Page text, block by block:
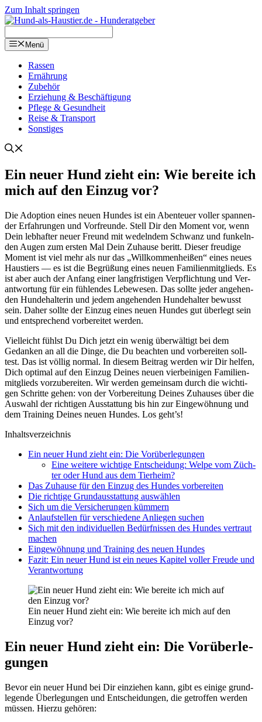
Zum Inhalt springen
Menü
Ras­sen
Ernäh­rung
Zube­hör
Erzie­hung & Beschäf­ti­gung
Pfle­ge & Gesund­heit
Rei­se & Trans­port
Sons­ti­ges
Ein neu­er Hund zieht ein: Wie berei­te ich
mich auf den Ein­zug vor?
Die Adop­ti­on eines neu­en Hun­des ist ein Aben­teu­er vol­ler span­nen­
der Erfah­run­gen und Vor­freun­de. Stell Dir den Moment vor, wenn
Dein leb­haf­ter neu­er Freund mit wedeln­dem Schwanz und fun­keln­
den Augen zum ers­ten Mal Dein Zuhau­se beritt. Die­ser freu­di­ge
Moment ist viel mehr als nur das „Will­kom­men­hei­ßen“ eines neu­es
Haus­tiers — es ist die Begrü­ßung eines neu­en Fami­li­en­mit­glieds. Es
ist aber auch der Anfang einer lang­fris­ti­gen Ver­pflich­tung und Ver­
ant­wor­tung für ein füh­len­des Lebe­we­sen. Das soll­te jeder ange­hen­
den Hun­de­hal­te­rin und jedem ange­hen­den Hun­de­hal­ter bewusst
sein. Daher soll­te der Ein­zug eines neu­en Hun­des gut über­legt sein
und ent­spre­chend vor­be­rei­tet wer­den.
Viel­leicht fühlst Du Dich jetzt ein wenig über­wäl­tigt bei dem
Gedan­ken an all die Din­ge, die Du beach­ten und vor­be­rei­ten soll­
test. Das ist völ­lig nor­mal. In die­sem Bei­trag wer­den wir Dir hel­fen,
Dich opti­mal auf den Ein­zug Dei­nes neu­en vier­bei­ni­gen Fami­li­en­
mit­glieds vor­zu­be­rei­ten. Wir wer­den gemein­sam durch die wich­ti­
gen Schrit­te gehen: von der Vor­be­rei­tung Dei­nes Zuhau­ses über die
Aus­wahl der rich­ti­gen Aus­stat­tung bis hin zur Ein­ge­wöh­nung und
dem Trai­ning Dei­nes neu­en Hun­des. Los geht’s!
Inhalts­ver­zeich­nis
Ein neu­er Hund zieht ein: Die Vor­über­le­gun­gen
Eine wei­te­re wich­ti­ge Ent­schei­dung: Wel­pe vom Züch­
ter oder Hund aus dem Tier­heim?
Das Zuhau­se für den Ein­zug des Hun­des vor­be­rei­ten
Die rich­ti­ge Grund­aus­stat­tung aus­wäh­len
Sich um die Ver­si­che­run­gen küm­mern
Anlauf­stel­len für ver­schie­de­ne Anlie­gen suchen
Sich mit den indi­vi­du­el­len Bedürf­nis­sen des Hun­des ver­traut
machen
Ein­ge­wöh­nung und Trai­ning des neu­en Hun­des
Fazit: Ein neu­er Hund ist ein neu­es Kapi­tel vol­ler Freu­de und
Ver­ant­wor­tung
Ein neu­er Hund zieht ein: Wie berei­te ich mich auf den
Ein­zug vor?
Ein neu­er Hund zieht ein: Die Vor­über­le­
gun­gen
Bevor ein neu­er Hund bei Dir ein­zie­hen kann, gibt es eini­ge grund­
le­gen­de Über­le­gun­gen und Ent­schei­dun­gen, die getrof­fen wer­den
müs­sen. Hier­zu gehö­ren: